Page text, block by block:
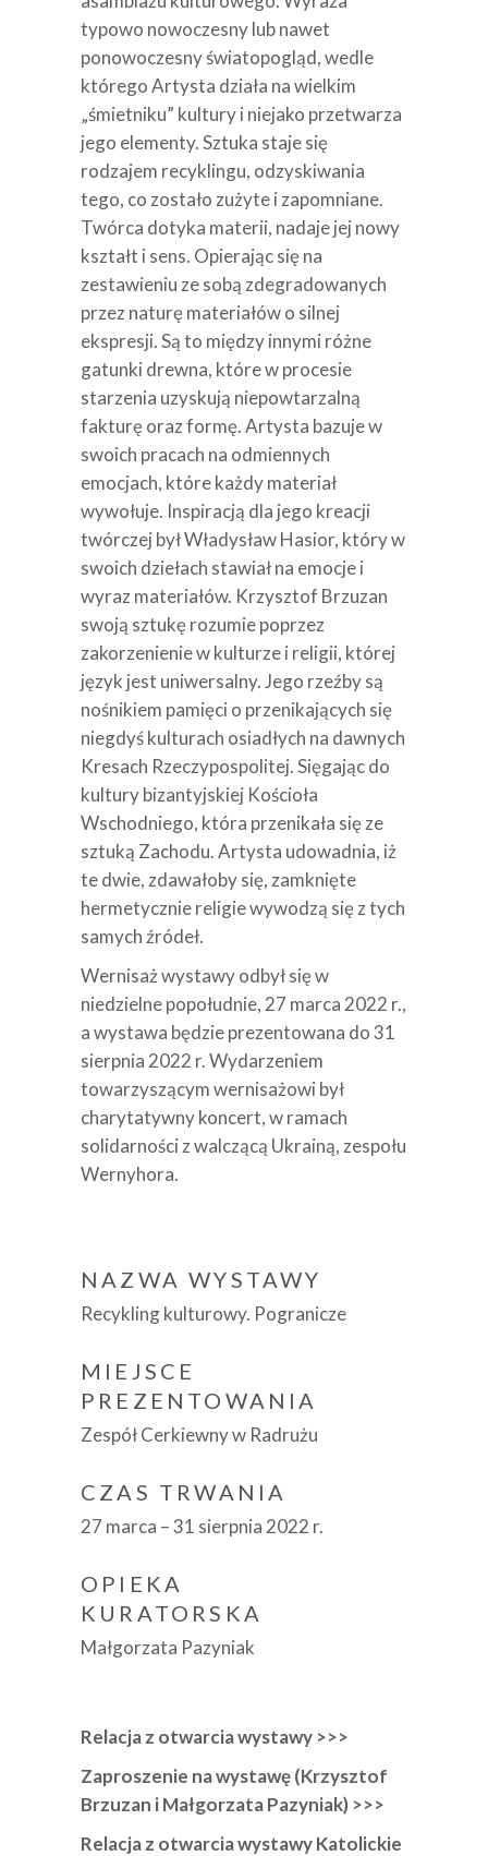
typowo nowoczesny lub nawet
ponowoczesny światopogląd, wedle
którego Artysta działa na wielkim
„śmietniku” kultury i niejako przetwarza
jego elementy. Sztuka staje się
rodzajem recyklingu, odzyskiwania
tego, co zostało zużyte i zapomniane.
Twórca dotyka materii, nadaje jej nowy
kształt i sens. Opierając się na
zestawieniu ze sobą zdegradowanych
przez naturę materiałów o silnej
ekspresji. Są to między innymi różne
gatunki drewna, które w procesie
starzenia uzyskują niepowtarzalną
fakturę oraz formę. Artysta bazuje w
swoich pracach na odmiennych
emocjach, które każdy materiał
wywołuje. Inspiracją dla jego kreacji
twórczej był Władysław Hasior, który w
swoich dziełach stawiał na emocje i
wyraz materiałów. Krzysztof Brzuzan
swoją sztukę rozumie poprzez
zakorzenienie w kulturze i religii, której
język jest uniwersalny. Jego rzeźby są
nośnikiem pamięci o przenikających się
niegdyś kulturach osiadłych na dawnych
Kresach Rzeczypospolitej. Sięgając do
kultury bizantyjskiej Kościoła
Wschodniego, która przenikała się ze
sztuką Zachodu. Artysta udowadnia, iż
te dwie, zdawałoby się, zamknięte
hermetycznie religie wywodzą się z tych
samych źródeł.
Wernisaż wystawy odbył się w
niedzielne popołudnie, 27 marca 2022 r.,
a wystawa będzie prezentowana do 31
sierpnia 2022 r. Wydarzeniem
towarzyszącym wernisażowi był
charytatywny koncert, w ramach
solidarności z walczącą Ukrainą, zespołu
Wernyhora.
NAZWA WYSTAWY
Recykling kulturowy. Pogranicze
MIEJSCE
PREZENTOWANIA
Zespół Cerkiewny w Radrużu
CZAS TRWANIA
27 marca – 31 sierpnia 2022 r.
OPIEKA
KURATORSKA
Małgorzata Pazyniak
Relacja z otwarcia wystawy >>>
Zaproszenie na wystawę (Krzysztof
Brzuzan i Małgorzata Pazyniak) >>>
Relacja z otwarcia wystawy Katolickie